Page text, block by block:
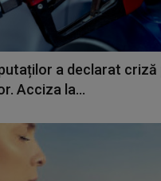
a declarat criză
Acciza la...